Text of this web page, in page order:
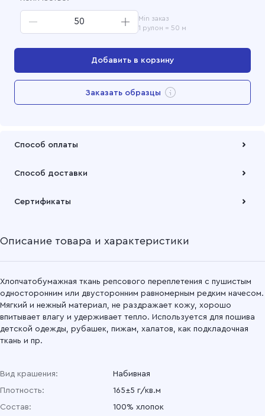
Min заказ
1 рулон = 50 м
Добавить в корзину
Перейти в корзину
Заказать образцы
Способ оплаты
Способ доставки
наших складов или через транспортную компанию на Ваш
Подробнее
Сертификаты
Описание товара и характеристики
Хлопчатобумажная ткань репсового переплетения с пушистым
односторонним или двусторонним равномерным редким начесом.
Мягкий и нежный материал, не раздражает кожу, хорошо
впитывает влагу и удерживает тепло. Используется для пошива
детской одежды, рубашек, пижам, халатов, как подкладочная
ткань и пр.
Вид крашения:
Набивная
Плотность:
165±5 г/кв.м
Состав:
100% хлопок